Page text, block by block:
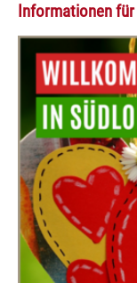
Informationen für